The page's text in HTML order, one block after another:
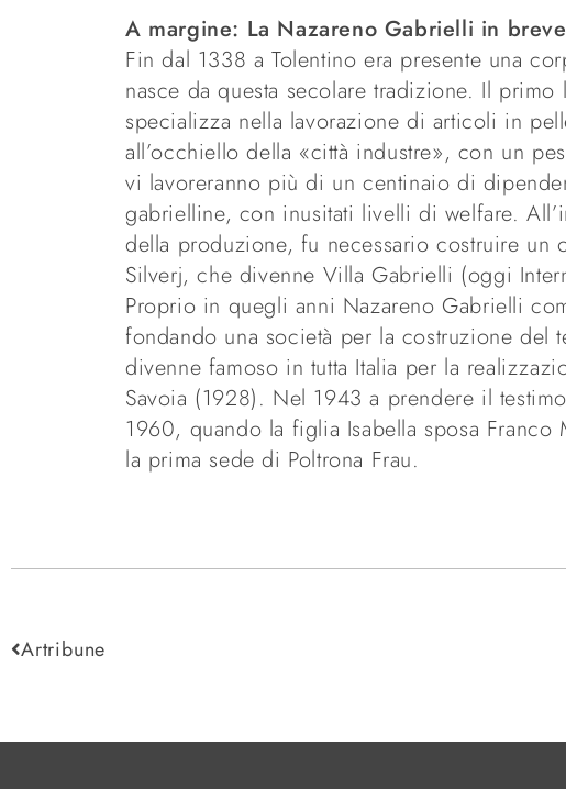
A margine: La Nazareno Gabrielli in breve
Fin dal 1338 a Tolentino era presente una
nasce da questa secolare tradizione. Il
specializza nella lavorazione di articoli in
all’occhiello della «città industre», con un
vi lavoreranno più di un centinaio di
gabrielline, con inusitati livelli di welfare.
della produzione, fu necessario costruire
Silverj, che divenne Villa Gabrielli (oggi
Proprio in quegli anni Nazareno Gabrielli
fondando una società per la costruzione del
divenne famoso in tutta Italia per la
Savoia (1928). Nel 1943 a prendere il
1960, quando la figlia Isabella sposa
la prima sede di Poltrona Frau.
Artribune